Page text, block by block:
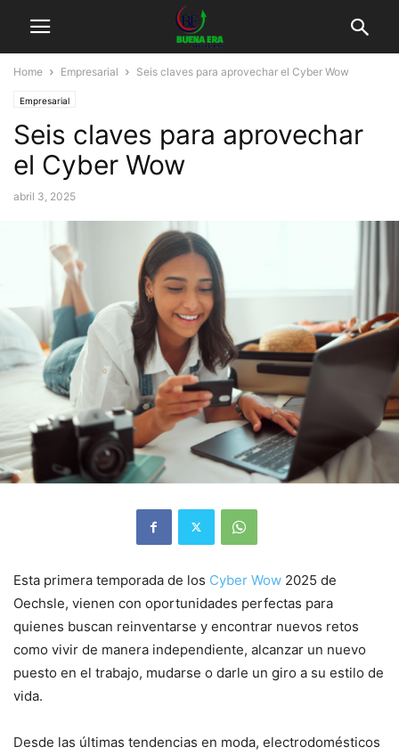
Home Empresarial Seis claves para aprovechar el Cyber Wow
Empresarial
Seis claves para aprovechar
el Cyber Wow
abril 3, 2025
Esta primera temporada de los Cyber Wow 2025 de
Oechsle, vienen con oportunidades perfectas para
quienes buscan reinventarse y encontrar nuevos retos
como vivir de manera independiente, alcanzar un nuevo
puesto en el trabajo, mudarse o darle un giro a su estilo de
vida.
Desde las últimas tendencias en moda, electrodomésticos